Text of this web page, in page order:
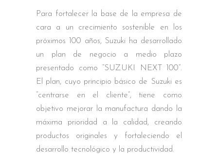
Para fortalecer la base de la empresa de
cara a un crecimiento sostenible en los
próximos 100 años, Suzuki ha desarrollado
un plan de negocio a medio plazo
presentado como “SUZUKI NEXT 100”.
El plan, cuyo principio básico de Suzuki es
“centrarse en el cliente”, tiene como
objetivo mejorar la manufactura dando la
máxima prioridad a la calidad, creando
productos originales y fortaleciendo el
desarrollo tecnológico y la productividad.